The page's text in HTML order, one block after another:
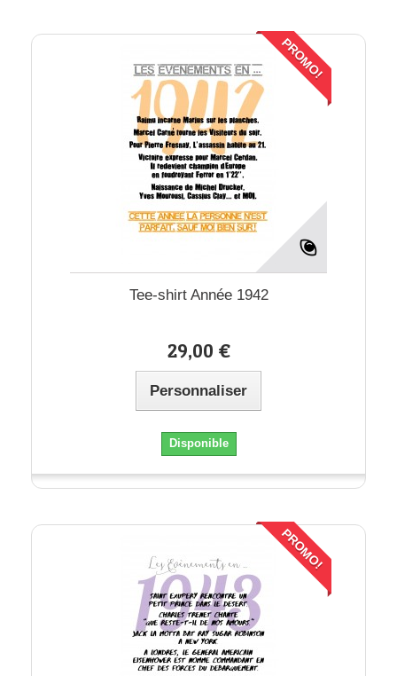
PROMO!
Tee-shirt Année 1942
29,00 €
Personnaliser
Disponible
PROMO!